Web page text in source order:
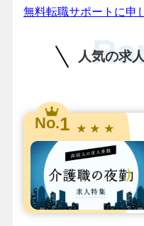
無料転職サポートに申
人気の求
No.1 ★ ★ ★